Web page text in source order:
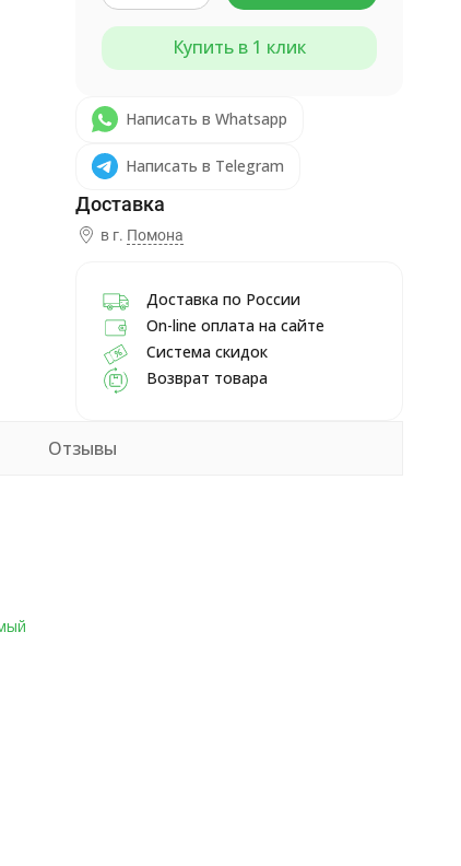
Купить в 1 клик
Написать в Whatsapp
Написать в Telegram
в г. Помона
Доставка по России
On-line оплата на сайте
Система скидок
Возврат товара
Отзывы